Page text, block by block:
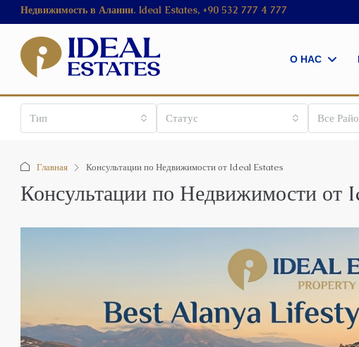
Недвижимость в Алании. Ideal Estates, +90 532 777 4 777
О НАС
Тип Статус Все
Главная Консультации по Недвижимости от Ideal Estates
Консультации по Недвижимости от